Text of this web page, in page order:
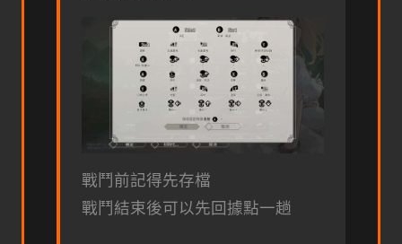
戰鬥前記得先存檔
戰鬥結束後可以先回據點一趟